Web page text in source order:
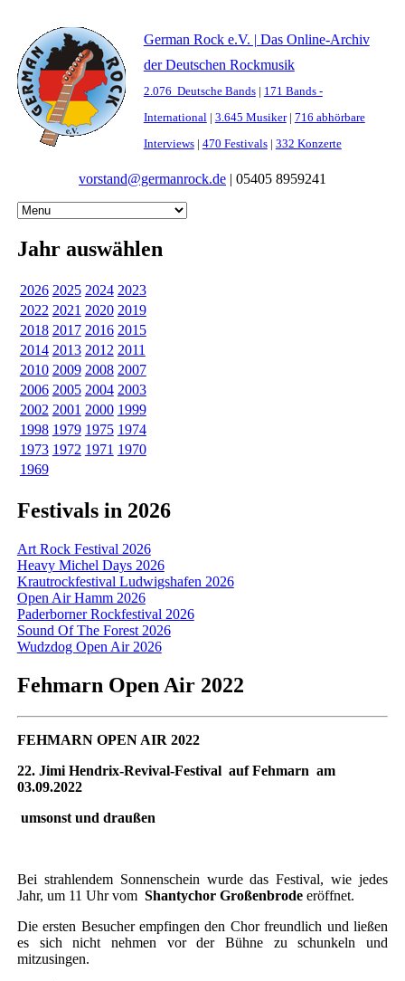
German Rock e.V. | Das Online-Archiv
der Deutschen Rockmusik
2.076 Deutsche Bands| 171 Bands -
International| 3.645 Musiker| 716 abhörbare
Interviews| 470 Festivals| 332 Konzerte
vorstand@germanrock.de| 05405 8959241
Jahr auswählen
2026 2025 2024 2023
2022 2021 2020 2019
2018 2017 2016 2015
2014 2013 2012 2011
2010 2009 2008 2007
2006 2005 2004 2003
2002 2001 2000 1999
1998 1979 1975 1974
1973 1972 1971 1970
1969
Festivals in 2026
Art Rock Festival 2026
Heavy Michel Days 2026
Krautrockfestival Ludwigshafen 2026
Open Air Hamm 2026
Paderborner Rockfestival 2026
Sound Of The Forest 2026
Wudzdog Open Air 2026
Fehmarn Open Air 2022
FEHMARN OPEN AIR 2022
22. Jimi Hendrix-Revival-Festival auf Fehmarn am
03.09.2022
umsonst und draußen
Bei strahlendem Sonnenschein wurde das Festival, wie jedes
Jahr, um 11 Uhr vom Shantychor Großenbrodeeröffnet.
Die ersten Besucher empfingen den Chor freundlich und ließen
es sich nicht nehmen vor der Bühne zu schunkeln und
mitzusingen.